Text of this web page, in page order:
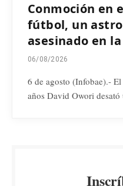
Conmoción en
fútbol, un
asesinado en
06/08/2026
6 de agosto (Infobae).-
años David Owori